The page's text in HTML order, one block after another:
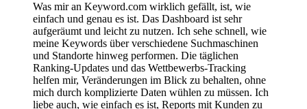
Was mir an Keyword.com wirklich gefällt, ist, wie
einfach und genau es ist. Das Dashboard ist sehr
aufgeräumt und leicht zu nutzen. Ich sehe schnell, wie
meine Keywords über verschiedene Suchmaschinen
und Standorte hinweg performen. Die täglichen
Ranking-Updates und das Wettbewerbs-Tracking
helfen mir, Veränderungen im Blick zu behalten, ohne
mich durch komplizierte Daten wühlen zu müssen. Ich
liebe auch, wie einfach es ist, Reports mit Kunden zu